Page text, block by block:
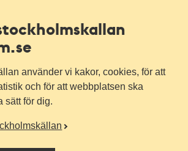
använder vi kakor, cookies, för att
och för att webbplatsen ska
sätt för dig.